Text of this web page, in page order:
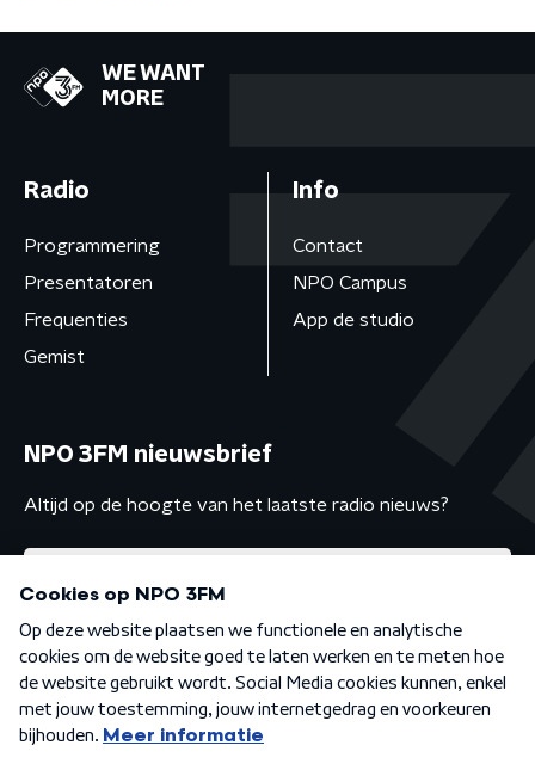
WE WANT
MORE
Radio
Programmering
Presentatoren
Frequenties
Gemist
Info
Contact
NPO Campus
App de studio
NPO 3FM nieuwsbrief
Altijd op de hoogte van het laatste radio nieuws?
Algemene voorwaarden Privacybeleid